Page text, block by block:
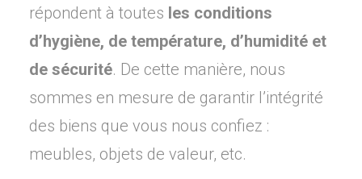
répondent à toutes les conditions
d’hygiène, de température, d’humidité et
de sécurité. De cette manière, nous
sommes en mesure de garantir l’intégrité
des biens que vous nous confiez :
meubles, objets de valeur, etc.